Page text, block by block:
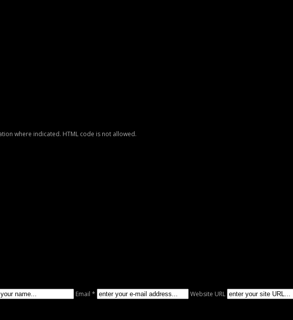
where indicated. HTML code is not allowed.
Email * Website URL